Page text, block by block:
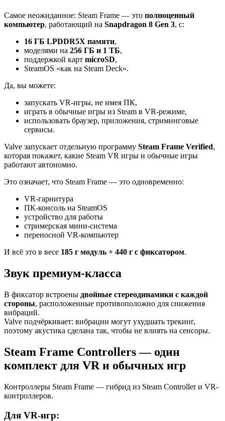
Самое неожиданное: Steam Frame — это полноценный
компьютер, работающий на Snapdragon 8 Gen 3, с:
16 ГБ LPDDR5X памяти,
моделями на 256 ГБ и 1 ТБ,
поддержкой карт microSD,
SteamOS «как на Steam Deck».
Да, вы можете:
запускать VR-игры, не имея ПК,
играть в обычные игры из Steam в VR-режиме,
использовать браузер, приложения, стриминговые
сервисы.
Valve запускает отдельную программу Steam Frame Verified,
которая покажет, какие Steam VR игры и обычные игры
работают автономно.
Это означает, что Steam Frame — это одновременно:
VR-гарнитура
ПК-консоль на SteamOS
устройство для работы
стримерская мини-система
переносной VR-компьютер
И всё это в весе 185 г модуль + 440 г с фиксатором.
Звук премиум-класса
В фиксатор встроены двойные стереодинамики с каждой
стороны, расположенные противоположно для снижения
вибраций.
Valve подчёркивает: вибрации могут ухудшать трекинг,
поэтому акустика сделана так, чтобы не влиять на сенсоры.
Steam Frame Controllers — один
комплект для VR и обычных игр
Контроллеры Steam Frame — гибрид из Steam Controller и VR-
контроллеров.
Для VR-игр: